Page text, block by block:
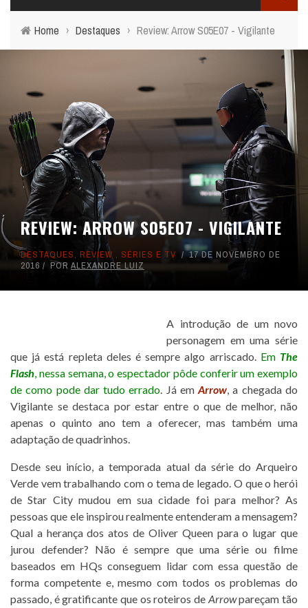
Home › Destaques › Review: Arrow S05E07 - Vigilante
REVIEW: ARROW S05E07 - VIGILANTE
DESTAQUES, REVIEW , SÉRIES E TV
17 DE NOVEMBRO DE
2016
POR ALEXANDRE LUIZ
A introdução de um novo
personagem em uma série
que já está repleta deles é sempre algo arriscado. Em The
Flash, nessa semana, o espectador pôde conferir um exemplo
de como pode dar tudo errado. Já emArrow, a chegada do
Vigilante se destaca por estar entre o que de melhor, não
apenas o quinto ano tem a oferecer, mas também uma
adaptação de quadrinhos.
Desde seu início, a temporada atual da série do Arqueiro
Verde vem trabalhando com o tema de legado. O que o herói
de Star City mudou em sua cidade foi para melhor? As
pessoas que ele inspirou realmente entenderam a mensagem?
Qual a herança dos atos de Oliver Queen para o lugar que
jurou defender? Não é sempre que uma série ou filme
baseados em HQs conseguem lidar com essa questão de
forma competente e, mesmo com todos os problemas do
passado, é gratificante que os roteiros de Arrowpareçam tão